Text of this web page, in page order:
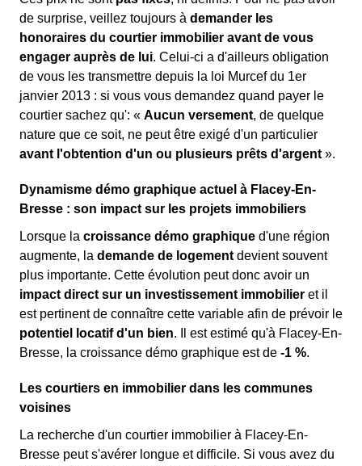
de surprise, veillez toujours à demander les
honoraires du courtier immobilier avant de vous
engager auprès de lui. Celui-ci a d'ailleurs obligation
de vous les transmettre depuis la loi Murcef du 1er
janvier 2013 : si vous vous demandez quand payer le
courtier sachez qu': « Aucun versement, de quelque
nature que ce soit, ne peut être exigé d'un particulier
avant l'obtention d'un ou plusieurs prêts d'argent ».
Dynamisme démo graphique actuel à Flacey-En-
Bresse : son impact sur les projets immobiliers
Lorsque la croissance démo graphique d'une région
augmente, la demande de logement devient souvent
plus importante. Cette évolution peut donc avoir un
impact direct sur un investissement immobilier et il
est pertinent de connaître cette variable afin de prévoir le
potentiel locatif d'un bien. Il est estimé qu'à Flacey-En-
Bresse, la croissance démo graphique est de -1 %.
Les courtiers en immobilier dans les communes
voisines
La recherche d'un courtier immobilier à Flacey-En-
Bresse peut s'avérer longue et difficile. Si vous avez du